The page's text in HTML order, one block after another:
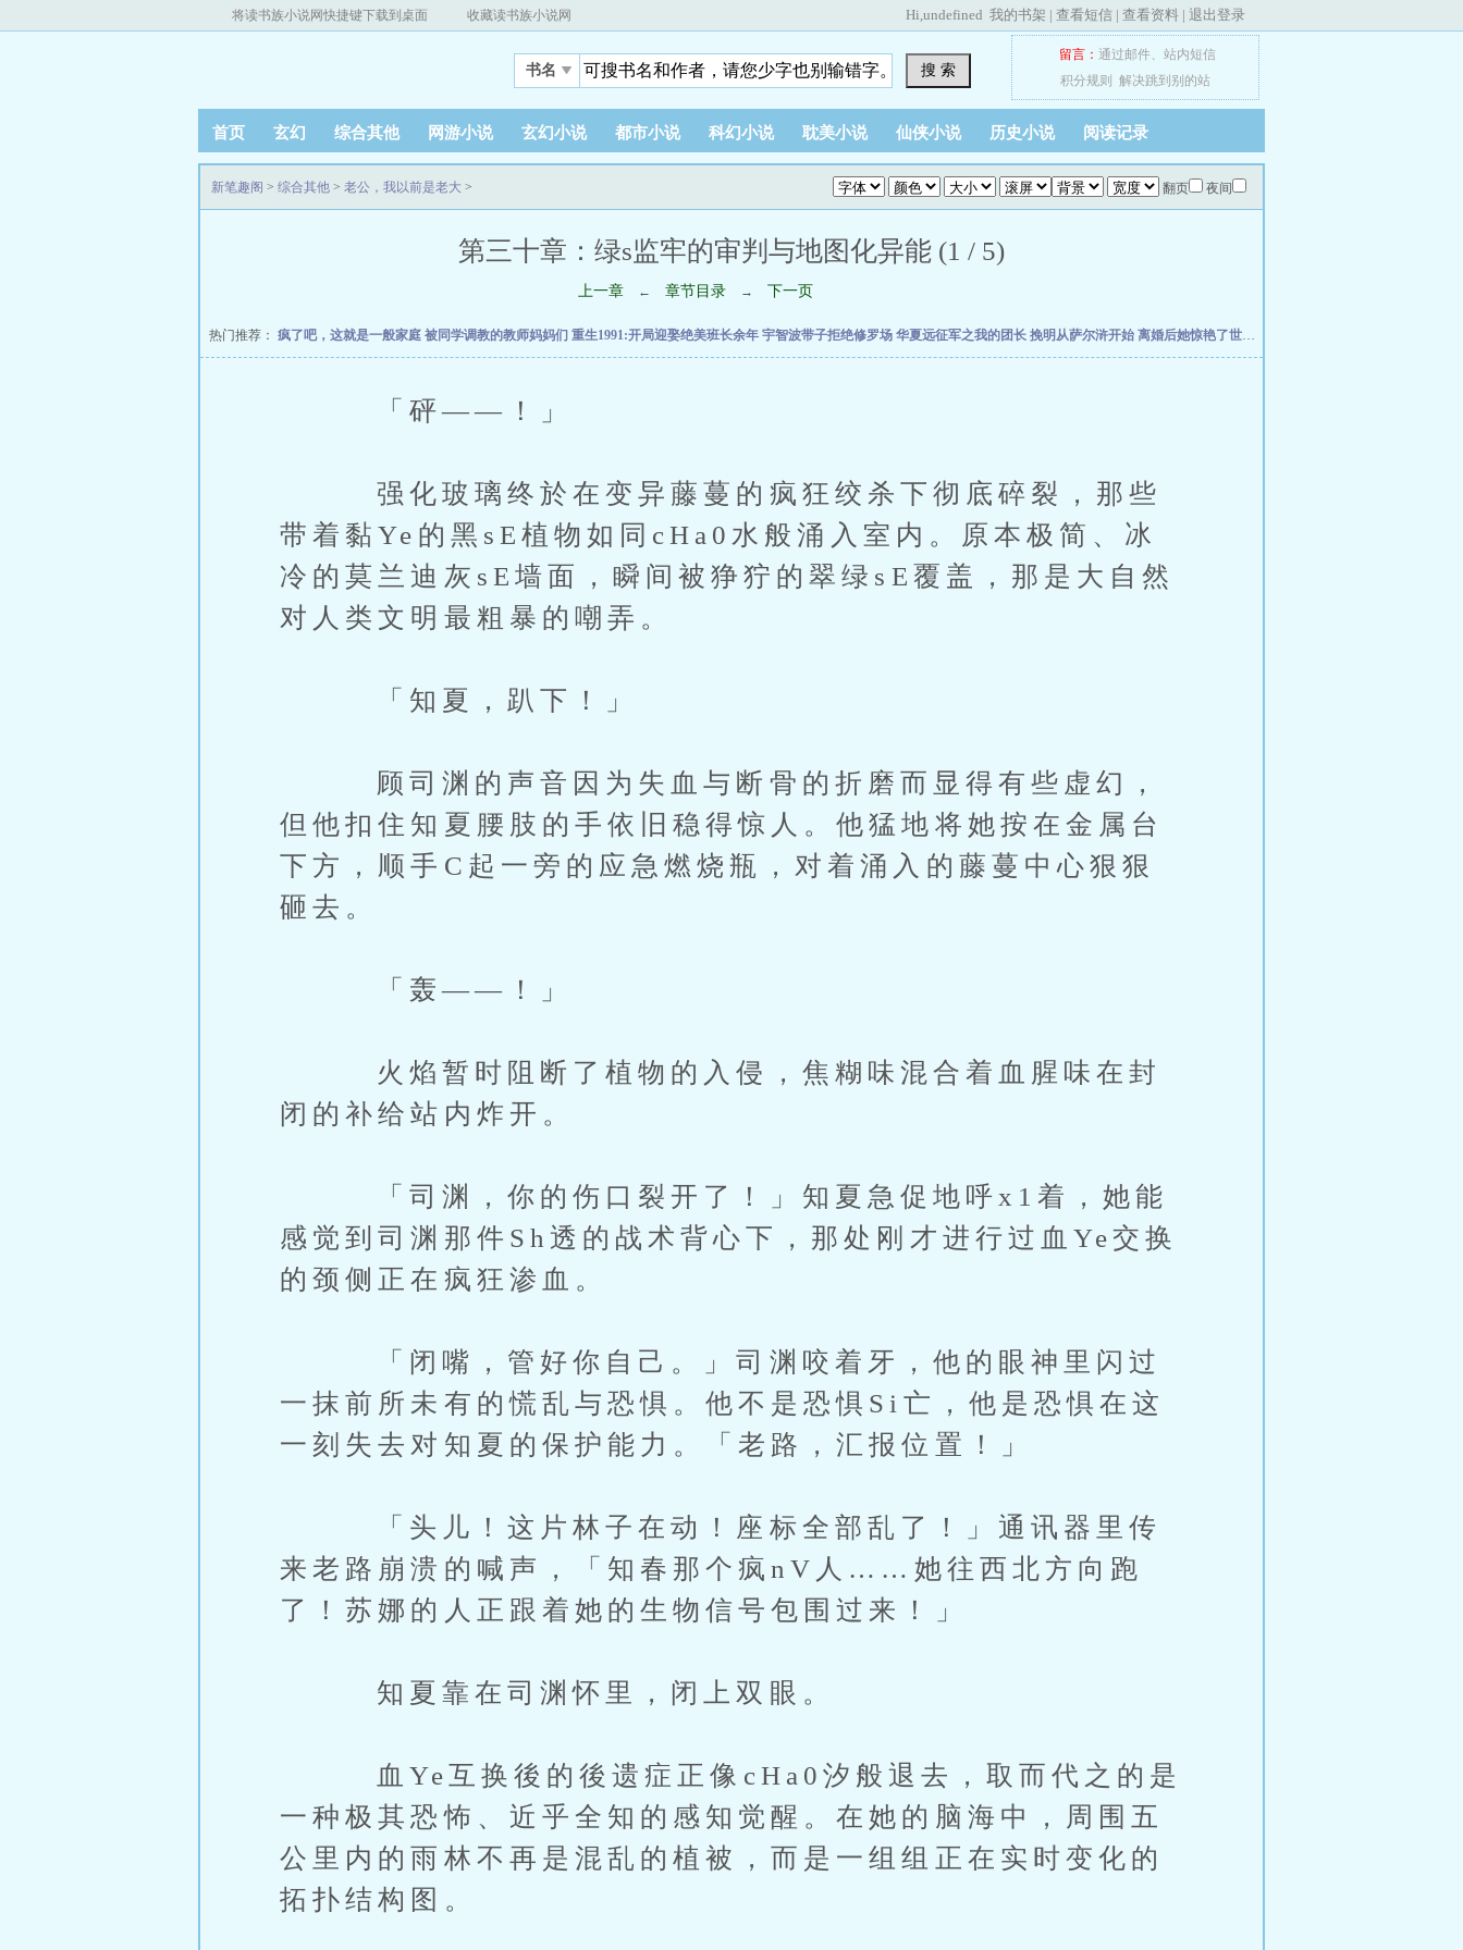
将读书族小说网快捷键下载到桌面 收藏读书族小说网 Hi,undefined 我的书架 | 查看短信 | 查看资料 | 退出登录
书名 搜 索
留言： 通过邮件、 站内短信
积分规则
解决跳到别的站
首页 玄幻 综合其他 网游小说 玄幻小说 都市小说 科幻小说 耽美小说 仙侠小说 历史小说 阅读记录
翻页 夜间
新笔趣阁 > 综合其他 > 老公，我以前是老大 >
第三十章：绿s监牢的审判与地图化异能 (1 / 5)
上一章 ← 章节目录 → 下一页
热门推荐： 疯了吧，这就是一般家庭 被同学调教的教师妈妈们 重生1991:开局迎娶绝美班长余年 宇智波带子拒绝修罗场 华夏远征军之我的团长 挽明从萨尔浒开始 离婚后她惊艳了世界
「砰——！」
强化玻璃终於在变异藤蔓的疯狂绞杀下彻底碎裂，那些
带着黏Ye的黑sE植物如同cHa0水般涌入室内。原本极简、冰
冷的莫兰迪灰sE墙面，瞬间被狰狞的翠绿sE覆盖，那是大自然
对人类文明最粗暴的嘲弄。
「知夏，趴下！」
顾司渊的声音因为失血与断骨的折磨而显得有些虚幻，
但他扣住知夏腰肢的手依旧稳得惊人。他猛地将她按在金属台
下方，顺手C起一旁的应急燃烧瓶，对着涌入的藤蔓中心狠狠
砸去。
「轰——！」
火焰暂时阻断了植物的入侵，焦糊味混合着血腥味在封
闭的补给站内炸开。
「司渊，你的伤口裂开了！」知夏急促地呼x1着，她能
感觉到司渊那件Sh透的战术背心下，那处刚才进行过血Ye交换
的颈侧正在疯狂渗血。
「闭嘴，管好你自己。」司渊咬着牙，他的眼神里闪过
一抹前所未有的慌乱与恐惧。他不是恐惧Si亡，他是恐惧在这
一刻失去对知夏的保护能力。「老路，汇报位置！」
「头儿！这片林子在动！座标全部乱了！」通讯器里传
来老路崩溃的喊声，「知春那个疯nV人……她往西北方向跑
了！苏娜的人正跟着她的生物信号包围过来！」
知夏靠在司渊怀里，闭上双眼。
血Ye互换後的後遗症正像cHa0汐般退去，取而代之的是
一种极其恐怖、近乎全知的感知觉醒。在她的脑海中，周围五
公里内的雨林不再是混乱的植被，而是一组组正在实时变化的
拓扑结构图。